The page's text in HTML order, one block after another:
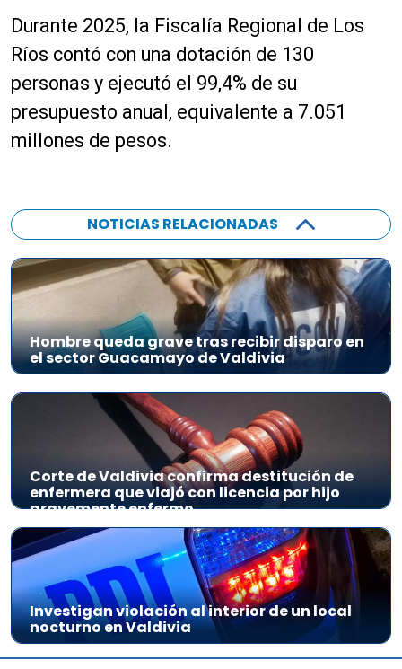
Durante 2025, la Fiscalía Regional de Los
Ríos contó con una dotación de 130
personas y ejecutó el 99,4% de su
presupuesto anual, equivalente a 7.051
millones de pesos.
NOTICIAS RELACIONADAS
Hombre queda grave tras recibir disparo en
el sector Guacamayo de Valdivia
Corte de Valdivia confirma destitución de
enfermera que viajó con licencia por hijo
gravemente enfermo
Investigan violación al interior de un local
nocturno en Valdivia